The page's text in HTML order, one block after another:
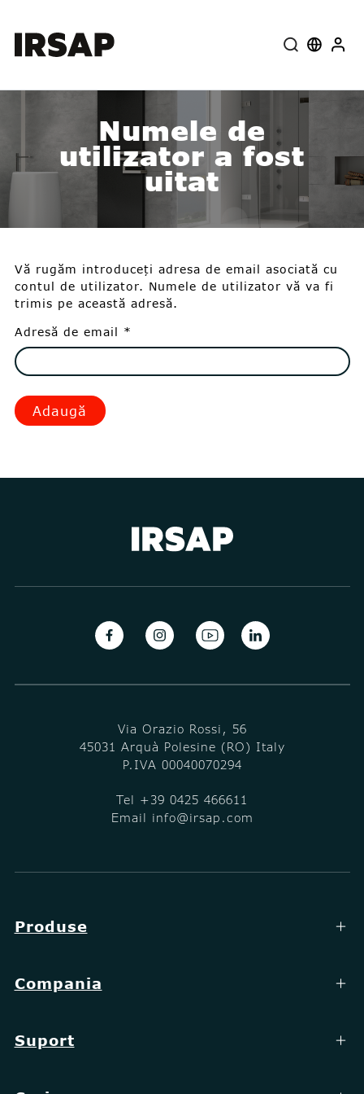
Aproape
Select
User
Numele de
utilizator a fost
uitat
Vă rugăm introduceți adresa de email asociată cu
contul de utilizator. Numele de utilizator vă va fi
trimis pe această adresă.
Adresă de email *
Adaugă
Via Orazio Rossi, 56
45031 Arquà Polesine (RO) Italy
P.IVA 00040070294
Tel +39 0425 466611
Email info@irsap.com
Produse
Compania
Suport